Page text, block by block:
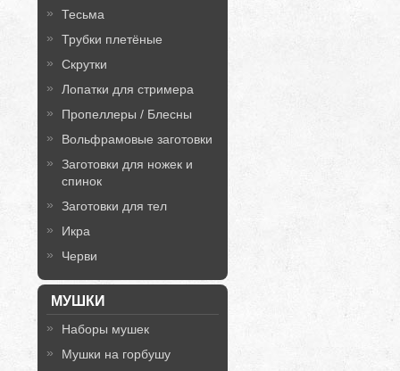
Тесьма
Трубки плетёные
Скрутки
Лопатки для стримера
Пропеллеры / Блесны
Вольфрамовые заготовки
Заготовки для ножек и
спинок
Заготовки для тел
Икра
Черви
МУШКИ
Наборы мушек
Мушки на горбушу